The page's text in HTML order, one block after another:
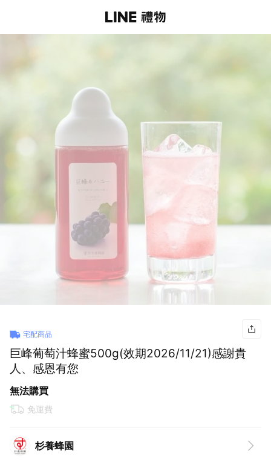
宅配商品
巨峰葡萄汁蜂蜜500g(效期2026/11/21)感謝貴
人、感恩有您
無法購買
免運費
杉養蜂園